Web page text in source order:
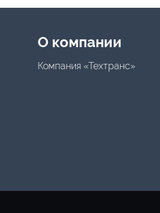
Menu footer
О компании
Компания «Техтранс»